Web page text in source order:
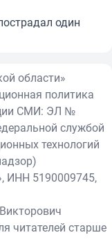
один
области»
политика
СМИ: ЭЛ №
службой
технологий
ИНН 5190009745,
читателей старше